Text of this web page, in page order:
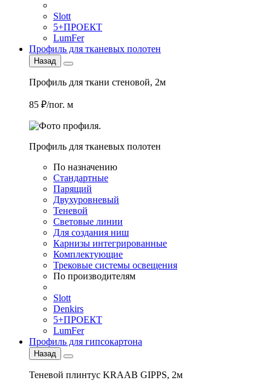
Slott
5+ПРОЕКТ
LumFer
Профиль для тканевых полотен
Назад
Профиль для ткани стеновой, 2м
85 ₽/пог. м
Профиль для тканевых полотен
По назначению
Стандартные
Парящий
Двухуровневый
Теневой
Световые линии
Для создания ниш
Карнизы интегрированные
Комплектующие
Трековые системы освещения
По производителям
Slott
Denkirs
5+ПРОЕКТ
LumFer
Профиль для гипсокартона
Назад
Теневой плинтус KRAAB GIPPS, 2м